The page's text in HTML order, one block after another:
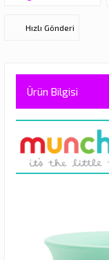
Hızlı Gönderi
Ürün Bilgisi